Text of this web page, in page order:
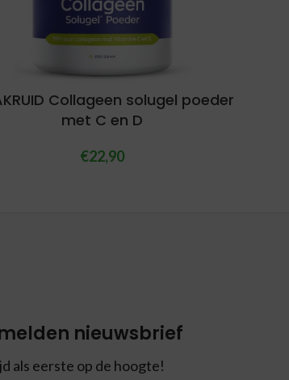
Collageen solugel poeder
met C en D
€22,90
nieuwsbrief
als eerste op de hoogte!